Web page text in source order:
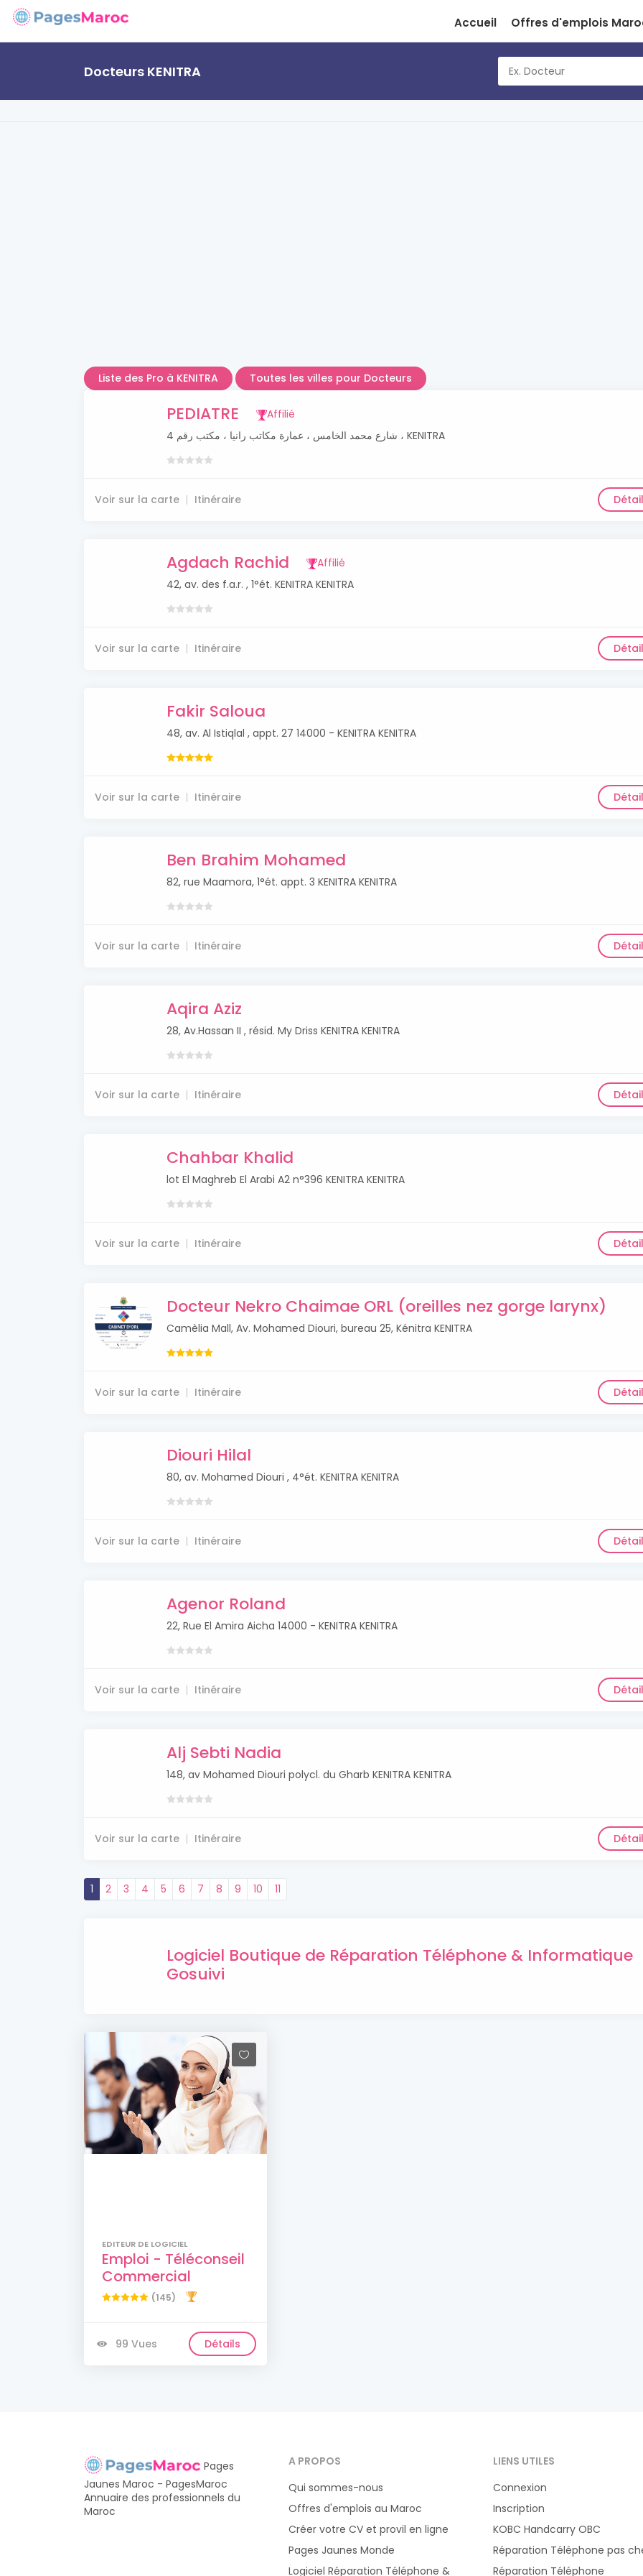
Accueil Offres d'emplois
Docteurs KENITRA
Liste des Pro à KENITRA Toutes les villes pour Docteurs
PEDIATRE
Affilié
شارع محمد الخامس ، عمارة مكاتب رانيا ، مكتب رقم 4 ، KENITRA
Voir sur la carte Itinéraire
Agdach Rachid
Affilié
42, av. des f.a.r. , 1°ét. KENITRA KENITRA
Voir sur la carte Itinéraire
Fakir Saloua
48, av. Al Istiqlal , appt. 27 14000 - KENITRA KENITRA
Voir sur la carte Itinéraire
Ben Brahim Mohamed
82, rue Maamora, 1°ét. appt. 3 KENITRA KENITRA
Voir sur la carte Itinéraire
Aqira Aziz
28, Av.Hassan II , résid. My Driss KENITRA KENITRA
Voir sur la carte Itinéraire
Chahbar Khalid
lot El Maghreb El Arabi A2 n°396 KENITRA KENITRA
Voir sur la carte Itinéraire
Docteur Nekro Chaimae ORL (oreilles nez gorge larynx)
Camèlia Mall, Av. Mohamed Diouri, bureau 25, Kénitra KENITRA
Voir sur la carte Itinéraire
Diouri Hilal
80, av. Mohamed Diouri , 4°ét. KENITRA KENITRA
Voir sur la carte Itinéraire
Agenor Roland
22, Rue El Amira Aicha 14000 - KENITRA KENITRA
Voir sur la carte Itinéraire
Alj Sebti Nadia
148, av Mohamed Diouri polycl. du Gharb KENITRA KENITRA
Voir sur la carte Itinéraire
1 2 3 4 5 6 7 8 9 10 11
Logiciel Boutique de Réparation Téléphone & Informatique
Gosuivi
EDITEUR DE LOGICIEL
Emploi - Téléconseil
Commercial
(145)
99 Vues Détails
Pages
Jaunes Maroc - PagesMaroc
Annuaire des professionnels du
Maroc
A PROPOS
Qui sommes-nous
Offres d'emplois au Maroc
Créer votre CV et provil en ligne
Pages Jaunes Monde
Logiciel Réparation Téléphone &
LIENS UTILES
Connexion
Inscription
KOBC Handcarry OBC
Réparation Téléphone pas
Réparation Téléphone